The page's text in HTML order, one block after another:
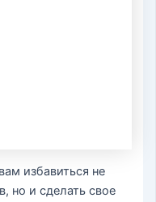
избавиться не
но и сделать свое